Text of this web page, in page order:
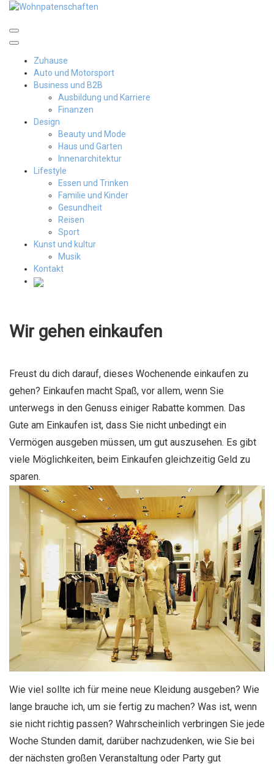
Skip
content
Wohnpatenschaften
Zuhause
Auto und Motorsport
Business und B2B
Ausbildung und Karriere
Finanzen
Design
Beauty und Mode
Haus und Garten
Innenarchitektur
Lifestyle
Essen und Trinken
Familie und Kinder
Gesundheit
Reisen
Sport
Kunst und kultur
Musik
Kontakt
Wir gehen einkaufen
Freust du dich darauf, dieses Wochenende einkaufen zu
gehen? Einkaufen macht Spaß, vor allem, wenn Sie
unterwegs in den Genuss einiger Rabatte kommen. Das
Gute am Einkaufen ist, dass Sie nicht unbedingt ein
Vermögen ausgeben müssen, um gut auszusehen. Es gibt
viele Möglichkeiten, beim Einkaufen gleichzeitig Geld zu
sparen.
Wie viel sollte ich für meine neue Kleidung ausgeben? Wie
lange brauche ich, um sie fertig zu machen? Was ist, wenn
sie nicht richtig passen? Wahrscheinlich verbringen Sie jede
Woche Stunden damit, darüber nachzudenken, wie Sie bei
der nächsten großen Veranstaltung oder Party gut